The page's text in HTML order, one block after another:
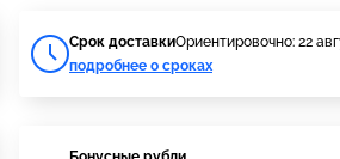
Cрок доставкиОриентировочно: 22
подробнее о сроках